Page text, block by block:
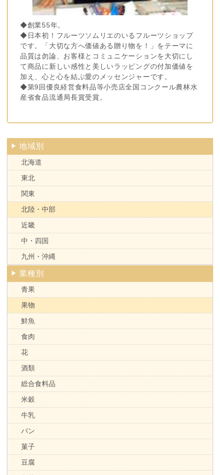
◆創業55年。
◆日本初！フルーツソムリエのいるフルーツショップ
です。「大切な方へ価値ある贈り物を！」をテーマに
品質は勿論、お客様とコミュニケーションを大切にし
て商品に新しい感性と美しいラッピングの付加価値を
加え、心と心を結ぶ愛のメッセンジャーです。
◆第9回優良経営食料品等小売店全国コンクール農林水
産省食品流通局長賞受賞。
地域別
北海道
東北
関東
北陸・中部
近畿
中・四国
九州・沖縄
業種別
青果
果物
鮮魚
食肉
花
酒類
総合食料品
米穀
牛乳
パン
菓子
豆腐